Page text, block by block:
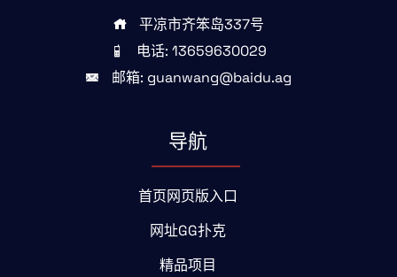
平凉市齐笨岛337号
电话: 13659630029
邮箱: guanwang@baidu.ag
导航
首页网页版入口
网址GG扑克
精品项目